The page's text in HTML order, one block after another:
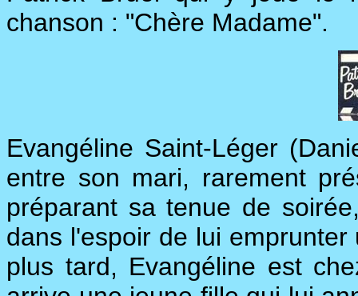
chanson : "Chère Madame".
Evangéline Saint-Léger
entre son mari, rarement
préparant sa tenue de
dans l'espoir de lui
plus tard, Evangéline est